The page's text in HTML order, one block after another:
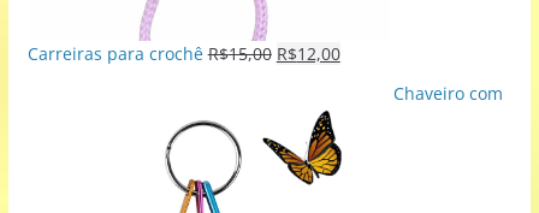
Carreiras para crochê R$15,00 R$12,00
Chaveiro com